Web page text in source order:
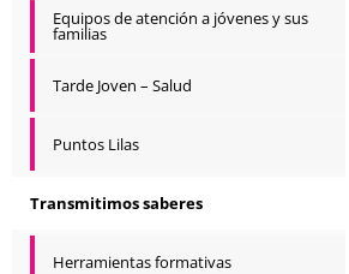
Equipos de atención a jóvenes y sus
familias
Tarde Joven – Salud
Puntos Lilas
Transmitimos saberes
Herramientas formativas